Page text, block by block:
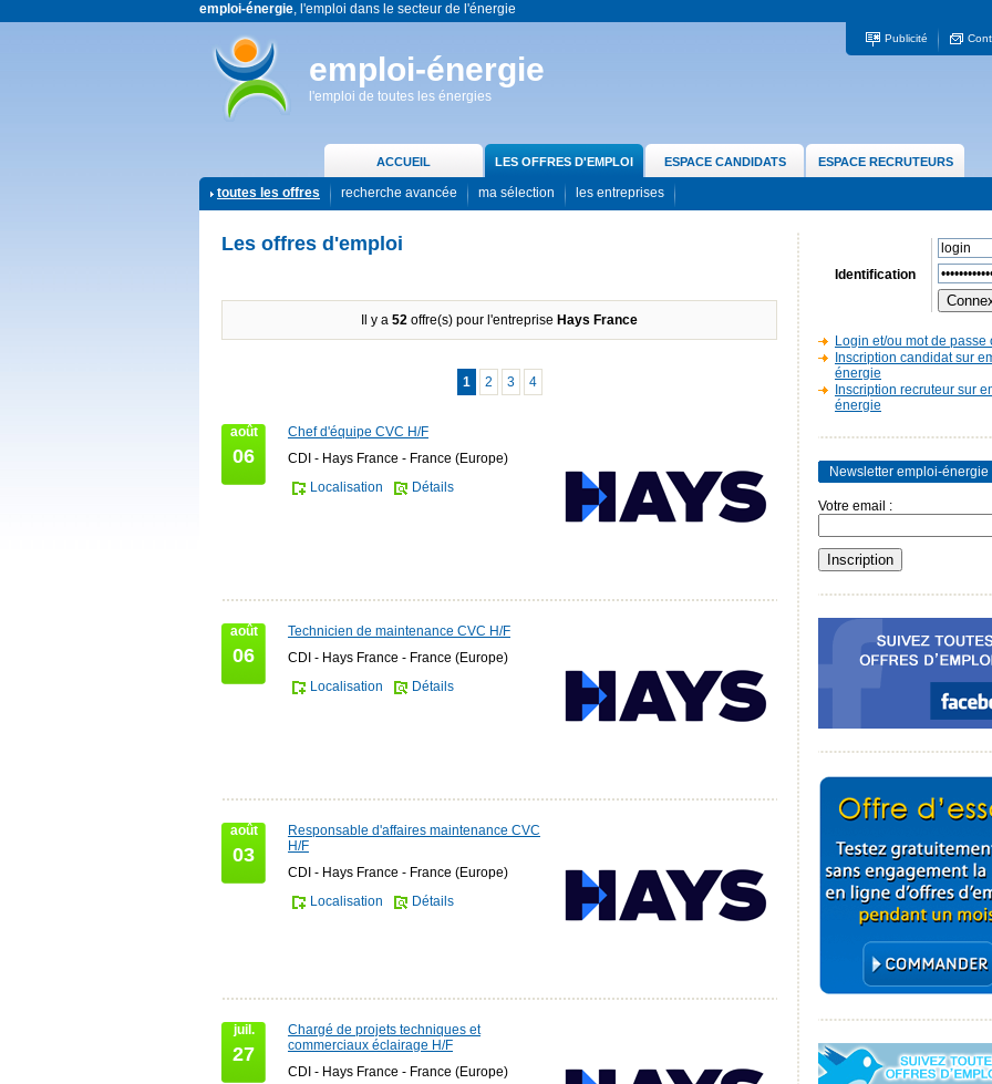
emploi-énergie, l'emploi dans le secteur de l'énergie
emploi-énergie
l'emploi de toutes les énergies
Publicité
ACCUEIL LES OFFRES D'EMPLOI ESPACE CANDIDATS ESPACE RECRUTEURS
toutes les offres recherche avancée ma sélection les entreprises
Les offres d'emploi
Il y a 52 offre(s) pour l'entreprise Hays France
1 2 3 4
août
06
Chef d'équipe CVC H/F
CDI - Hays France - France (Europe)
Localisation
Détails
août
06
Technicien de maintenance CVC H/F
CDI - Hays France - France (Europe)
Localisation
Détails
août
03
Responsable d'affaires maintenance CVC
H/F
CDI - Hays France - France (Europe)
Localisation
Détails
juil.
27
Chargé de projets techniques et
commerciaux éclairage H/F
CDI - Hays France - France (Europe)
Identification
Login et/ou mot de passe
Inscription candidat sur
énergie
Inscription recruteur sur
énergie
Newsletter emploi-énergie
Votre email :